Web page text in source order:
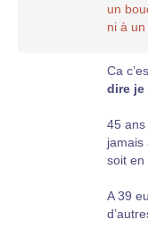
Mais
plus
un
ni à
Ca
dire
45
jamais
soit en
A 39